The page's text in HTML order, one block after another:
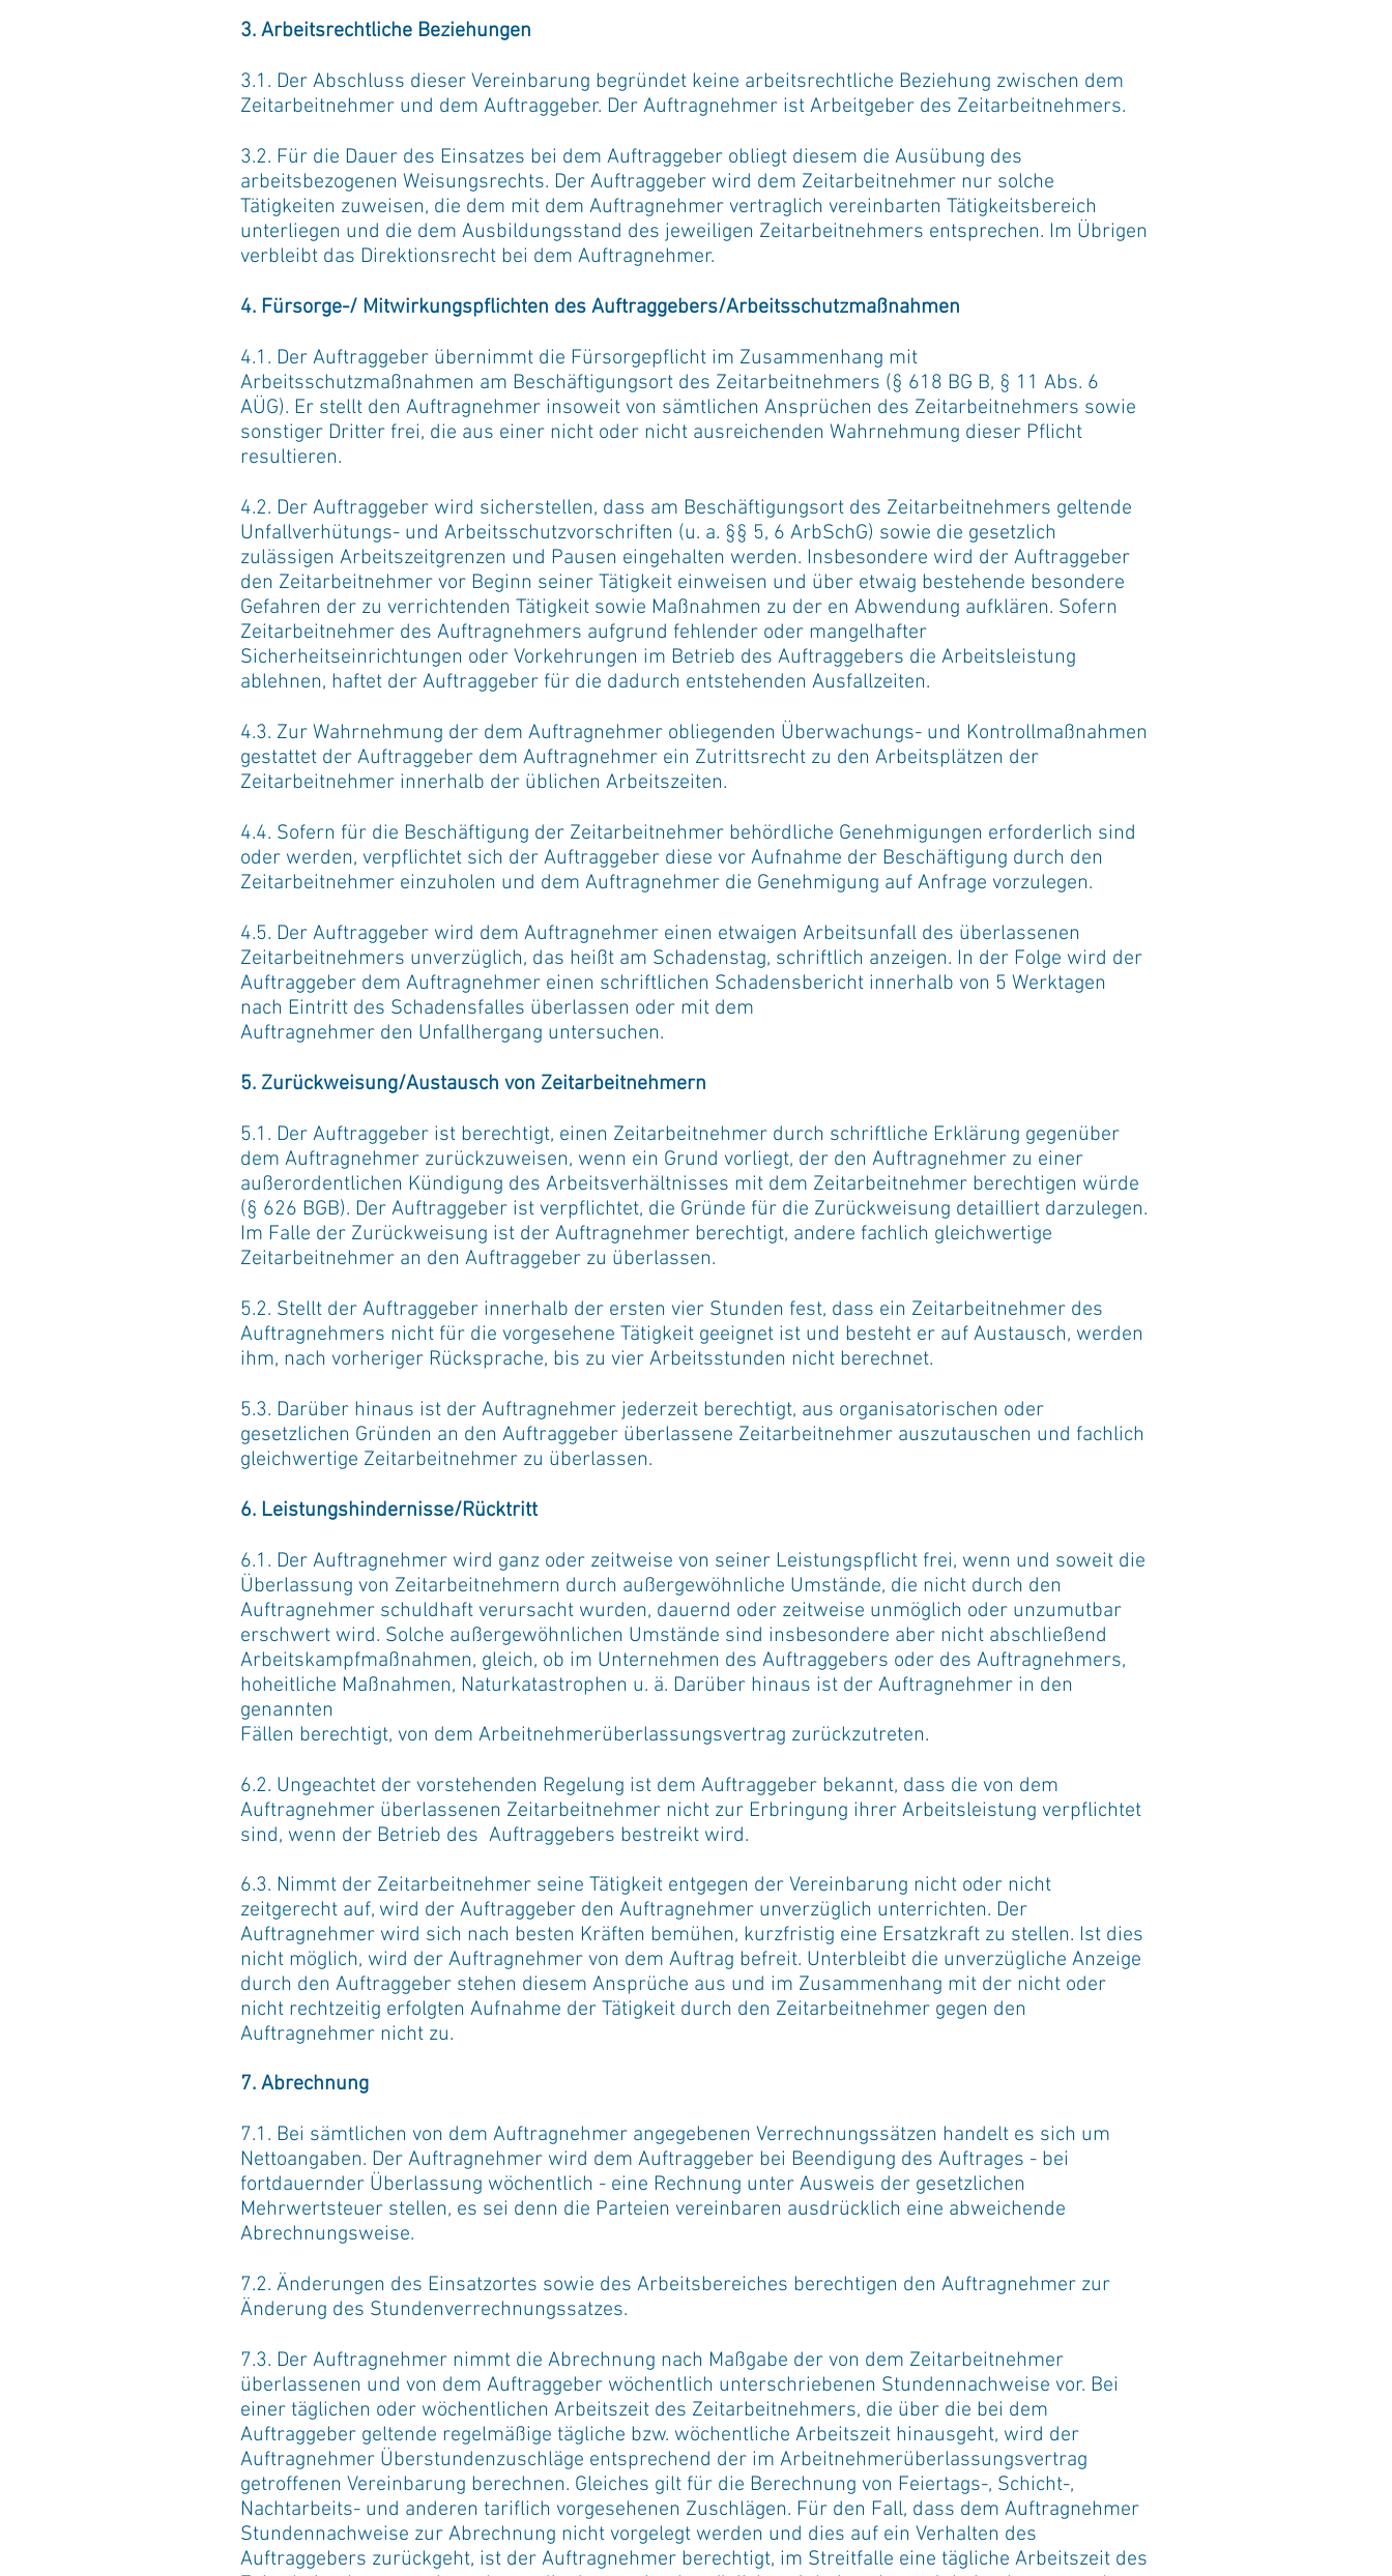
3. Arbeitsrechtliche Beziehungen
3.1. Der Abschluss dieser Vereinbarung begründet keine arbeitsrechtliche Beziehung zwischen dem
Zeitarbeitnehmer und dem Auftraggeber. Der Auftragnehmer ist Arbeitgeber des Zeitarbeitnehmers.
3.2. Für die Dauer des Einsatzes bei dem Auftraggeber obliegt diesem die Ausübung des
arbeitsbezogenen Weisungsrechts. Der Auftraggeber wird dem Zeitarbeitnehmer nur solche
Tätigkeiten zuweisen, die dem mit dem Auftragnehmer vertraglich vereinbarten Tätigkeitsbereich
unterliegen und die dem Ausbildungsstand des jeweiligen Zeitarbeitnehmers entsprechen. Im Übrigen
verbleibt das Direktionsrecht bei dem Auftragnehmer.
4. Fürsorge-/ Mitwirkungspflichten des Auftraggebers/Arbeitsschutzmaßnahmen
4.1. Der Auftraggeber übernimmt die Fürsorgepflicht im Zusammenhang mit
Arbeitsschutzmaßnahmen am Beschäftigungsort des Zeitarbeitnehmers (§ 618 BG B, § 11 Abs. 6
AÜG). Er stellt den Auftragnehmer insoweit von sämtlichen Ansprüchen des Zeitarbeitnehmers sowie
sonstiger Dritter frei, die aus einer nicht oder nicht ausreichenden Wahrnehmung dieser Pflicht
resultieren.
4.2. Der Auftraggeber wird sicherstellen, dass am Beschäftigungsort des Zeitarbeitnehmers geltende
Unfallverhütungs- und Arbeitsschutzvorschriften (u. a. §§ 5, 6 ArbSchG) sowie die gesetzlich
zulässigen Arbeitszeitgrenzen und Pausen eingehalten werden. Insbesondere wird der Auftraggeber
den Zeitarbeitnehmer vor Beginn seiner Tätigkeit einweisen und über etwaig bestehende besondere
Gefahren der zu verrichtenden Tätigkeit sowie Maßnahmen zu der en Abwendung aufklären. Sofern
Zeitarbeitnehmer des Auftragnehmers aufgrund fehlender oder mangelhafter
Sicherheitseinrichtungen oder Vorkehrungen im Betrieb des Auftraggebers die Arbeitsleistung
ablehnen, haftet der Auftraggeber für die dadurch entstehenden Ausfallzeiten.
4.3. Zur Wahrnehmung der dem Auftragnehmer obliegenden Überwachungs- und Kontrollmaßnahmen
gestattet der Auftraggeber dem Auftragnehmer ein Zutrittsrecht zu den Arbeitsplätzen der
Zeitarbeitnehmer innerhalb der üblichen Arbeitszeiten.
4.4. Sofern für die Beschäftigung der Zeitarbeitnehmer behördliche Genehmigungen erforderlich sind
oder werden, verpflichtet sich der Auftraggeber diese vor Aufnahme der Beschäftigung durch den
Zeitarbeitnehmer einzuholen und dem Auftragnehmer die Genehmigung auf Anfrage vorzulegen.
4.5. Der Auftraggeber wird dem Auftragnehmer einen etwaigen Arbeitsunfall des überlassenen
Zeitarbeitnehmers unverzüglich, das heißt am Schadenstag, schriftlich anzeigen. In der Folge wird der
Auftraggeber dem Auftragnehmer einen schriftlichen Schadensbericht innerhalb von 5 Werktagen
nach Eintritt des Schadensfalles überlassen oder mit dem
Auftragnehmer den Unfallhergang untersuchen.
5. Zurückweisung/Austausch von Zeitarbeitnehmern
5.1. Der Auftraggeber ist berechtigt, einen Zeitarbeitnehmer durch schriftliche Erklärung gegenüber
dem Auftragnehmer zurückzuweisen, wenn ein Grund vorliegt, der den Auftragnehmer zu einer
außerordentlichen Kündigung des Arbeitsverhältnisses mit dem Zeitarbeitnehmer berechtigen würde
(§ 626 BGB). Der Auftraggeber ist verpflichtet, die Gründe für die Zurückweisung detailliert darzulegen.
Im Falle der Zurückweisung ist der Auftragnehmer berechtigt, andere fachlich gleichwertige
Zeitarbeitnehmer an den Auftraggeber zu überlassen.
5.2. Stellt der Auftraggeber innerhalb der ersten vier Stunden fest, dass ein Zeitarbeitnehmer des
Auftragnehmers nicht für die vorgesehene Tätigkeit geeignet ist und besteht er auf Austausch, werden
ihm, nach vorheriger Rücksprache, bis zu vier Arbeitsstunden nicht berechnet.
5.3. Darüber hinaus ist der Auftragnehmer jederzeit berechtigt, aus organisatorischen oder
gesetzlichen Gründen an den Auftraggeber überlassene Zeitarbeitnehmer auszutauschen und fachlich
gleichwertige Zeitarbeitnehmer zu überlassen.
6. Leistungshindernisse/Rücktritt
6.1. Der Auftragnehmer wird ganz oder zeitweise von seiner Leistungspflicht frei, wenn und soweit die
Überlassung von Zeitarbeitnehmern durch außergewöhnliche Umstände, die nicht durch den
Auftragnehmer schuldhaft verursacht wurden, dauernd oder zeitweise unmöglich oder unzumutbar
erschwert wird. Solche außergewöhnlichen Umstände sind insbesondere aber nicht abschließend
Arbeitskampfmaßnahmen, gleich, ob im Unternehmen des Auftraggebers oder des Auftragnehmers,
hoheitliche Maßnahmen, Naturkatastrophen u. ä. Darüber hinaus ist der Auftragnehmer in den
genannten
Fällen berechtigt, von dem Arbeitnehmerüberlassungsvertrag zurückzutreten.
6.2. Ungeachtet der vorstehenden Regelung ist dem Auftraggeber bekannt, dass die von dem
Auftragnehmer überlassenen Zeitarbeitnehmer nicht zur Erbringung ihrer Arbeitsleistung verpflichtet
sind, wenn der Betrieb des Auftraggebers bestreikt wird.
6.3. Nimmt der Zeitarbeitnehmer seine Tätigkeit entgegen der Vereinbarung nicht oder nicht
zeitgerecht auf, wird der Auftraggeber den Auftragnehmer unverzüglich unterrichten. Der
Auftragnehmer wird sich nach besten Kräften bemühen, kurzfristig eine Ersatzkraft zu stellen. Ist dies
nicht möglich, wird der Auftragnehmer von dem Auftrag befreit. Unterbleibt die unverzügliche Anzeige
durch den Auftraggeber stehen diesem Ansprüche aus und im Zusammenhang mit der nicht oder
nicht rechtzeitig erfolgten Aufnahme der Tätigkeit durch den Zeitarbeitnehmer gegen den
Auftragnehmer nicht zu.
7. Abrechnung
7.1. Bei sämtlichen von dem Auftragnehmer angegebenen Verrechnungssätzen handelt es sich um
Nettoangaben. Der Auftragnehmer wird dem Auftraggeber bei Beendigung des Auftrages - bei
fortdauernder Überlassung wöchentlich - eine Rechnung unter Ausweis der gesetzlichen
Mehrwertsteuer stellen, es sei denn die Parteien vereinbaren ausdrücklich eine abweichende
Abrechnungsweise.
7.2. Änderungen des Einsatzortes sowie des Arbeitsbereiches berechtigen den Auftragnehmer zur
Änderung des Stundenverrechnungssatzes.
7.3. Der Auftragnehmer nimmt die Abrechnung nach Maßgabe der von dem Zeitarbeitnehmer
überlassenen und von dem Auftraggeber wöchentlich unterschriebenen Stundennachweise vor. Bei
einer täglichen oder wöchentlichen Arbeitszeit des Zeitarbeitnehmers, die über die bei dem
Auftraggeber geltende regelmäßige tägliche bzw. wöchentliche Arbeitszeit hinausgeht, wird der
Auftragnehmer Überstundenzuschläge entsprechend der im Arbeitnehmerüberlassungsvertrag
getroffenen Vereinbarung berechnen. Gleiches gilt für die Berechnung von Feiertags-, Schicht-,
Nachtarbeits- und anderen tariflich vorgesehenen Zuschlägen. Für den Fall, dass dem Auftragnehmer
Stundennachweise zur Abrechnung nicht vorgelegt werden und dies auf ein Verhalten des
Auftraggebers zurückgeht, ist der Auftragnehmer berechtigt, im Streitfalle eine tägliche Arbeitszeit des